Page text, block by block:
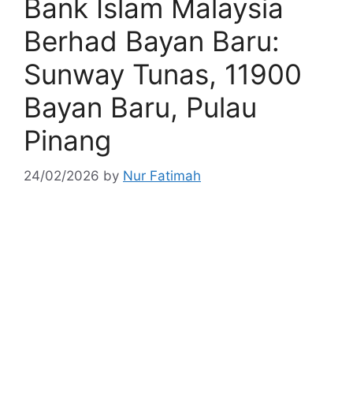
Bank Islam Malaysia
Berhad Bayan Baru:
Sunway Tunas, 11900
Bayan Baru, Pulau
Pinang
24/02/2026 by Nur Fatimah